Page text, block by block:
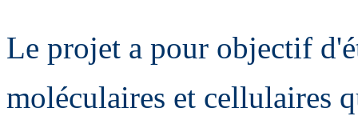
Le projet a pour objectif
moléculaires et cellulaires